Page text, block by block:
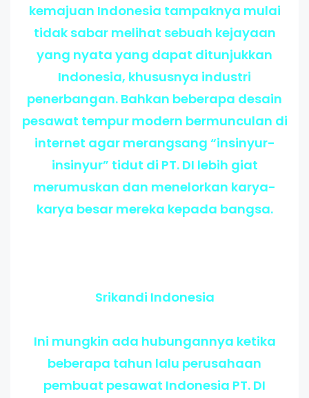
kemajuan Indonesia tampaknya mulai
tidak sabar melihat sebuah kejayaan
yang nyata yang dapat ditunjukkan
Indonesia, khususnya industri
penerbangan. Bahkan beberapa desain
pesawat tempur modern bermunculan di
internet agar merangsang “insinyur-
insinyur” tidut di PT. DI lebih giat
merumuskan dan menelorkan karya-
karya besar mereka kepada bangsa.
Srikandi Indonesia
Ini mungkin ada hubungannya ketika
beberapa tahun lalu perusahaan
pembuat pesawat Indonesia PT. DI